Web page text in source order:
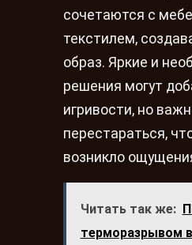
сочетаются с
текстилем,
образ. Яркие и
решения могут
игривости, но
перестараться,
возникло
Читать так же:
терморазрывом